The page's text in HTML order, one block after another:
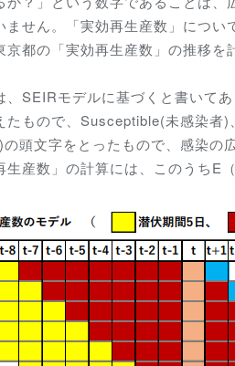
せん。「実効再生産数」につい
都の「実効再生産数」の推移を
SEIRモデルに基づくと書いて
たもので、Susceptible(未感染者
頭文字をとったもので、感染の
生産数」の計算には、このうちE